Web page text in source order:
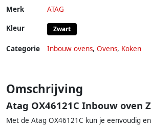
Merk ATAG
Kleur Zwart
Categorie Inbouw ovens, Ovens, Koken
Omschrijving
Atag OX46121C Inbouw oven
Met de Atag OX46121C kun je eenvoudig